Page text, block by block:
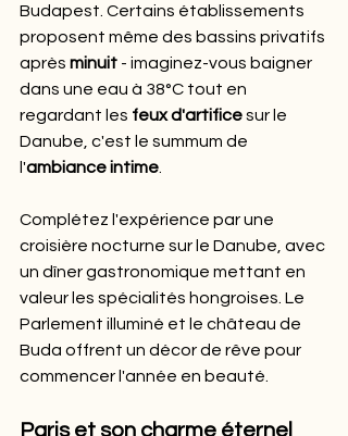
Budapest. Certains établissements
proposent même des bassins privatifs
après minuit - imaginez-vous baigner
dans une eau à 38°C tout en
regardant les feux d'artifice sur le
Danube, c'est le summum de
l'ambiance intime
Complétez l'expérience par une
croisière nocturne sur le Danube, avec
un dîner gastronomique mettant en
valeur les spécialités hongroises. Le
Parlement illuminé et le château de
Buda offrent un décor de rêve pour
commencer l'année en beauté.
Paris et son charme éternel